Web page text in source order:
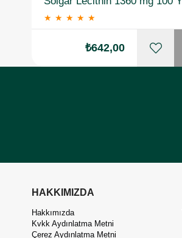
★ ★ ★ ★ ★
₺642,00
HAKKIMIZDA
Hakkımızda
Kvkk Aydınlatma Metni
Çerez Aydınlatma Metni